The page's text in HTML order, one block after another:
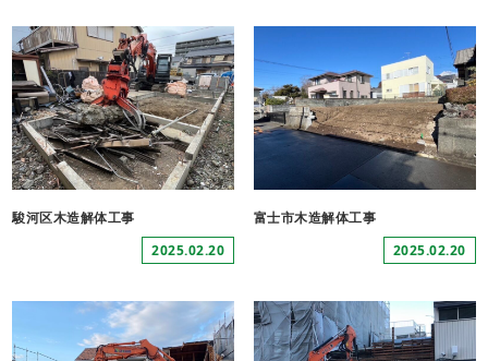
駿河区木造解体工事
2025.02.20
富士市木造解体工事
2025.02.20